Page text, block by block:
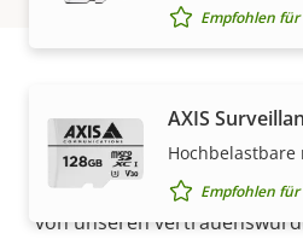
Empfohlen
AXIS
Hochbelastbare
Empfohlen
Lösungen von Axis und
von unseren